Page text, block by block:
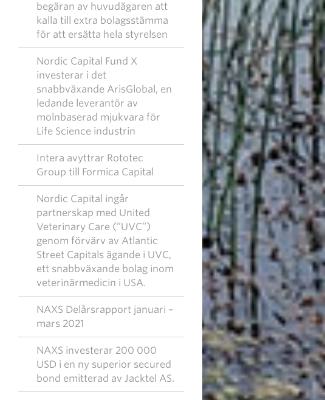
begäran av huvudägaren att
kalla till extra bolagsstämma
för att ersätta hela styrelsen
Nordic Capital Fund X
investerar i det
snabbväxande ArisGlobal, en
ledande leverantör av
molnbaserad mjukvara för
Life Science industrin
Intera avyttrar Rototec
Group till Formica Capital
Nordic Capital ingår
partnerskap med United
Veterinary Care (”UVC”)
genom förvärv av Atlantic
Street Capitals ägande i UVC,
ett snabbväxande bolag inom
veterinärmedicin i USA.
NAXS Delårsrapport januari –
mars 2021
NAXS investerar 200 000
USD i en ny superior secured
bond emitterad av Jacktel AS.